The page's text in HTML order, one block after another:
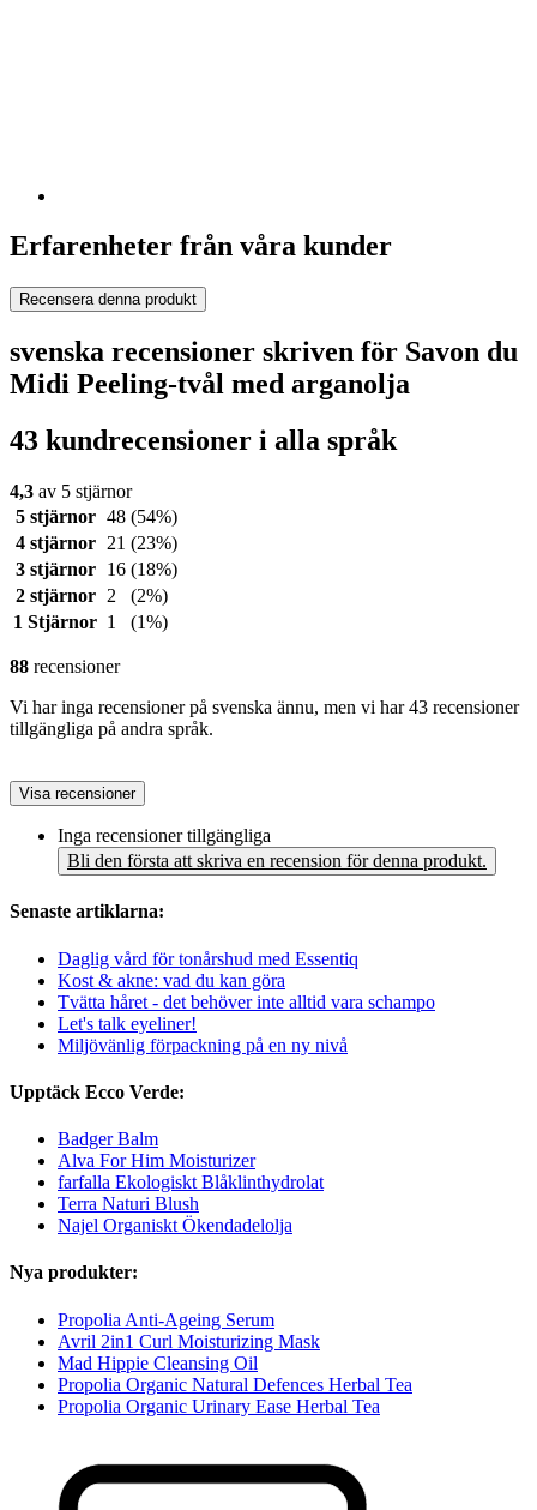
Erfarenheter från våra kunder
Recensera denna produkt
svenska recensioner skriven för Savon du
Midi Peeling-tvål med arganolja
43 kundrecensioner i alla språk
4,3 av 5 stjärnor
5 stjärnor 48 (54%)
4 stjärnor
21 (23%)
3 stjärnor
16 (18%)
2 stjärnor
2
(2%)
1 Stjärnor 1 (1%)
88 recensioner
Vi har inga recensioner på svenska ännu, men vi har 43 recensioner
tillgängliga på andra språk.
Visa recensioner
Inga recensioner tillgängliga
Bli den första att skriva en recension för denna produkt.
Senaste artiklarna:
Daglig vård för tonårshud med Essentiq
Kost & akne: vad du kan göra
Tvätta håret - det behöver inte alltid vara schampo
Let's talk eyeliner!
Miljövänlig förpackning på en ny nivå
Upptäck Ecco Verde:
Badger Balm
Alva For Him Moisturizer
farfalla Ekologiskt Blåklinthydrolat
Terra Naturi Blush
Najel Organiskt Ökendadelolja
Nya produkter:
Propolia Anti-Ageing Serum
Avril 2in1 Curl Moisturizing Mask
Mad Hippie Cleansing Oil
Propolia Organic Natural Defences Herbal Tea
Propolia Organic Urinary Ease Herbal Tea